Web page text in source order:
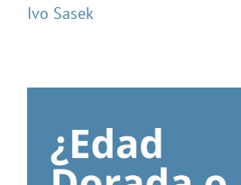
Ivo Sasek